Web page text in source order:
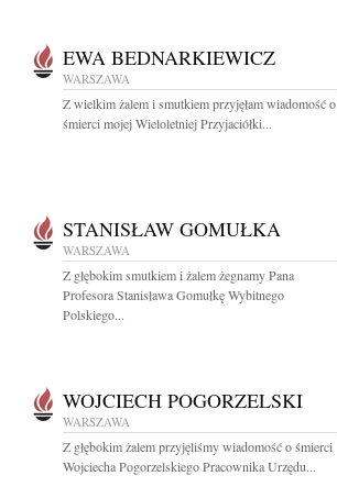
EWA BEDNARKIEWICZ
WARSZAWA
Z wielkim żalem i smutkiem przyjęłam wiadomość o
śmierci mojej Wieloletniej Przyjaciółki...
STANISŁAW GOMUŁKA
WARSZAWA
Z głębokim smutkiem i żalem żegnamy Pana
Profesora Stanisława Gomułkę Wybitnego
Polskiego...
WOJCIECH POGORZELSKI
WARSZAWA
Z głębokim żalem przyjęliśmy wiadomość o śmierci
Wojciecha Pogorzelskiego Pracownika Urzędu...